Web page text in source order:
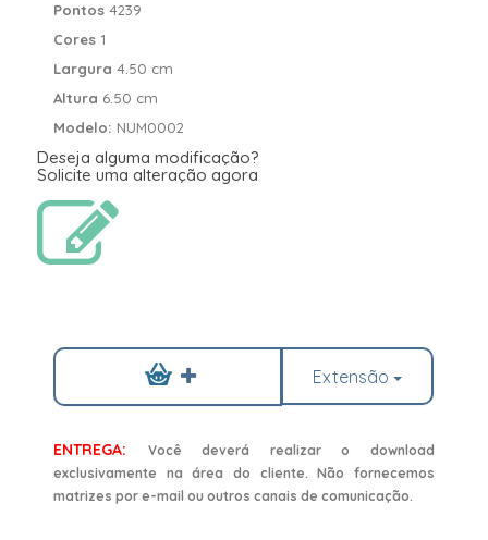
Pontos4239
Cores 1
Largura4.50 cm
Altura 6.50 cm
Modelo: NUM0002
Deseja alguma modificação?
Solicite uma alteração agora
Extensão
ENTREGA:
Você deverá realizar o download
exclusivamente na área do cliente. Não fornecemos
matrizes por e-mail ou outros canais de comunicação.